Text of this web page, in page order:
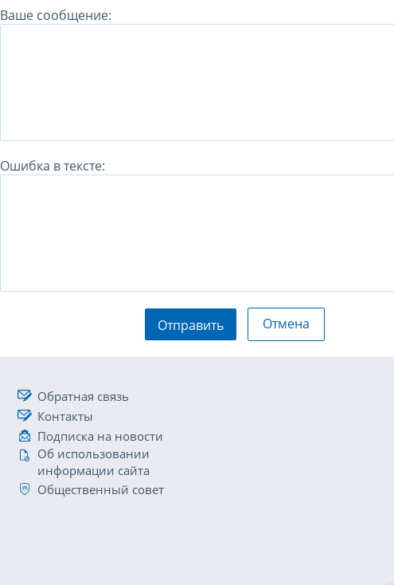
Ваше сообщение:
Ошибка в тексте:
Отправить Отмена
Обратная связь
Контакты
Подписка на новости
Об использовании
информации сайта
Общественный совет